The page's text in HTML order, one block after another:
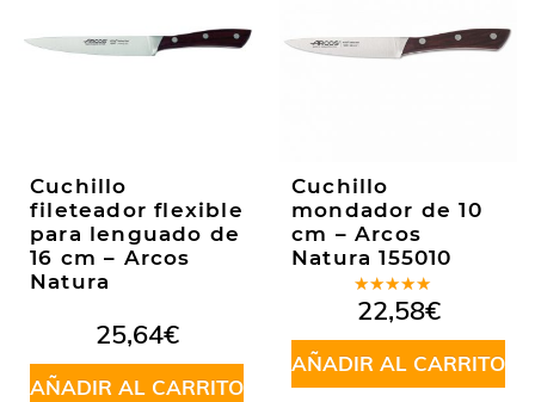
Cuchillo
fileteador flexible
para lenguado de
16 cm – Arcos
Natura
25,64€
AÑADIR AL CARRITO
Cuchillo
mondador de 10
cm – Arcos
Natura 155010
Valorado
en5.00de
5
22,58€
AÑADIR AL CARRITO